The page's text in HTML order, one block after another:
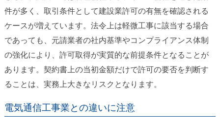
件が多く、取引条件として建設業許可の有無を確認される
ケースが増えています。法令上は軽微工事に該当する場合
であっても、元請業者の社内基準やコンプライアンス体制
の強化により、許可取得が実質的な前提条件となることが
あります。契約書上の当初金額だけで許可の要否を判断す
ることは、実務上大きなリスクとなります。
電気通信工事業との違いに注意